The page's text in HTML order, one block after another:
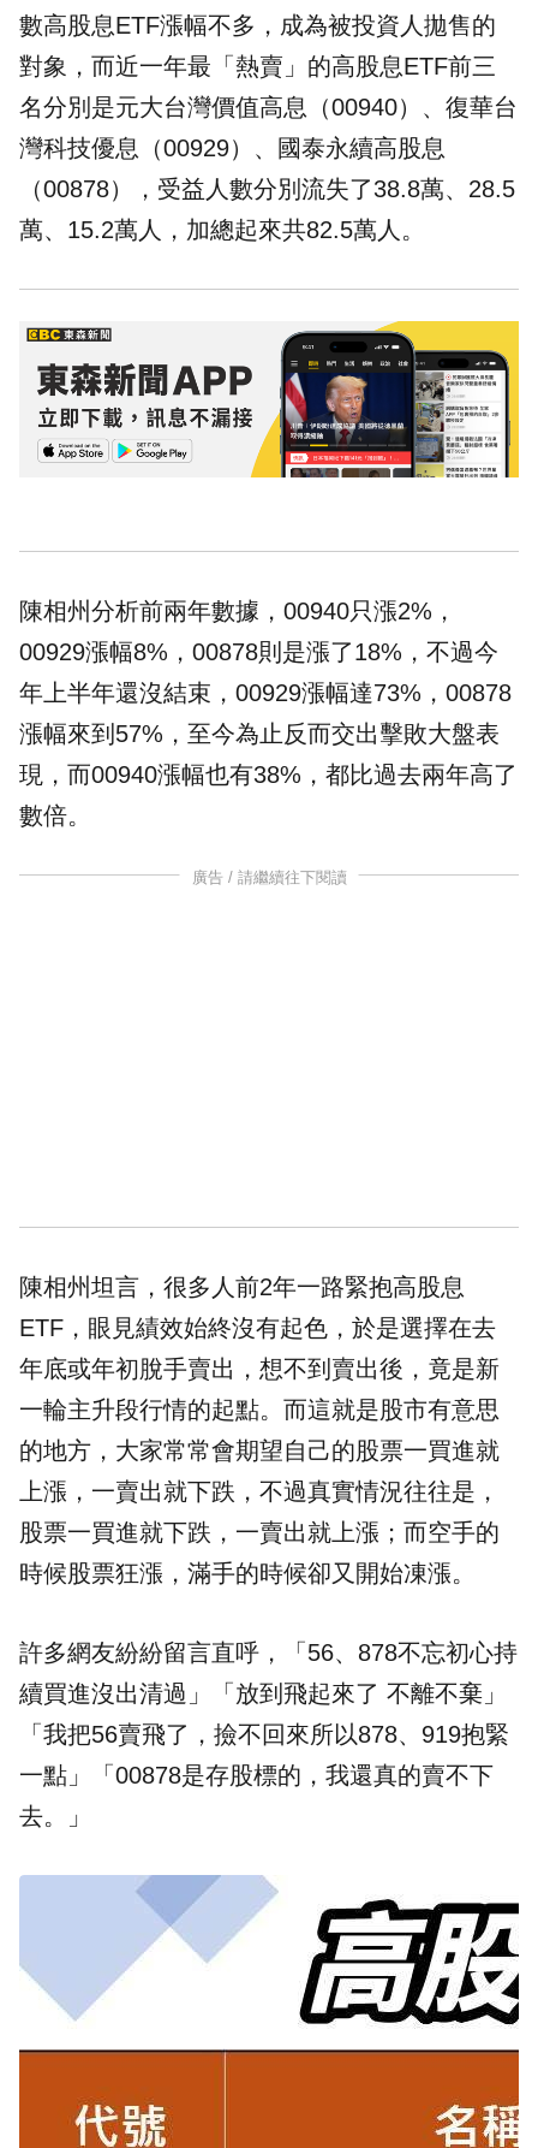
數高股息ETF漲幅不多，成為被投資人拋售的
對象，而近一年最「熱賣」的高股息ETF前三
名分別是元大台灣價值高息（00940）、復華台
灣科技優息（00929）、國泰永續高股息
（00878），受益人數分別流失了38.8萬、28.5
萬、15.2萬人，加總起來共82.5萬人。
陳相州分析前兩年數據，00940只漲2%，
00929漲幅8%，00878則是漲了18%，不過今
年上半年還沒結束，00929漲幅達73%，00878
漲幅來到57%，至今為止反而交出擊敗大盤表
現，而00940漲幅也有38%，都比過去兩年高了
數倍。
廣告 / 請繼續往下閱讀
陳相州坦言，很多人前2年一路緊抱高股息
ETF，眼見績效始終沒有起色，於是選擇在去
年底或年初脫手賣出，想不到賣出後，竟是新
一輪主升段行情的起點。而這就是股市有意思
的地方，大家常常會期望自己的股票一買進就
上漲，一賣出就下跌，不過真實情況往往是，
股票一買進就下跌，一賣出就上漲；而空手的
時候股票狂漲，滿手的時候卻又開始凍漲。
許多網友紛紛留言直呼，「56、878不忘初心持
續買進沒出清過」「放到飛起來了 不離不棄」
「我把56賣飛了，撿不回來所以878、919抱緊
一點」「00878是存股標的，我還真的賣不下
去。」